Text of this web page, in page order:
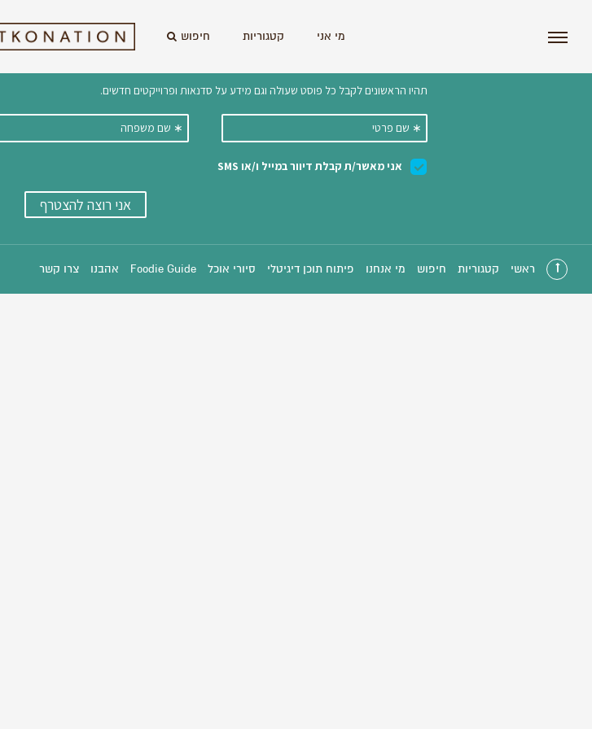
מי אני קטגוריות חיפוש
הצטרפו לניוזלטר שלנו וקבלו ישירות למייל
ראשי קטגוריות חיפוש מי אנחנו פיתוח תוכן דיגיטלי סיורי אוכל Foodie Guide אהבנו צרו קשר